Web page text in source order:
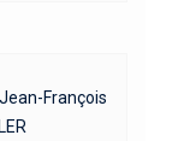
Jean-François